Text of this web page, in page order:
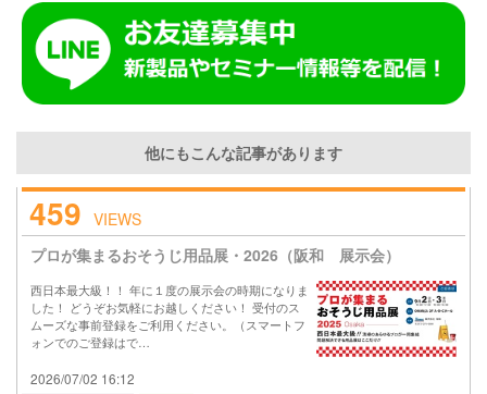
他にもこんな記事があります
459 VIEWS
プロが集まるおそうじ用品展・2026（阪和 展示会）
西日本最大級！！ 年に１度の展示会の時期になりま
した！ どうぞお気軽にお越しください！ 受付のス
ムーズな事前登録をご利用ください。（スマートフ
ォンでのご登録はで…
2026/07/02 16:12